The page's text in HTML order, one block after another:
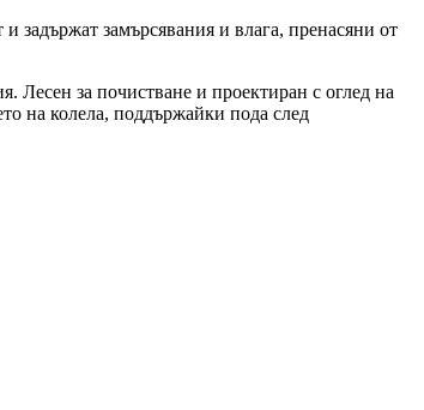
задържат замърсявания и влага, пренасяни от
Лесен за почистване и проектиран с оглед на
на колела, поддържайки пода след